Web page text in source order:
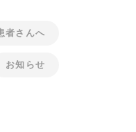
者さんへ
お知らせ